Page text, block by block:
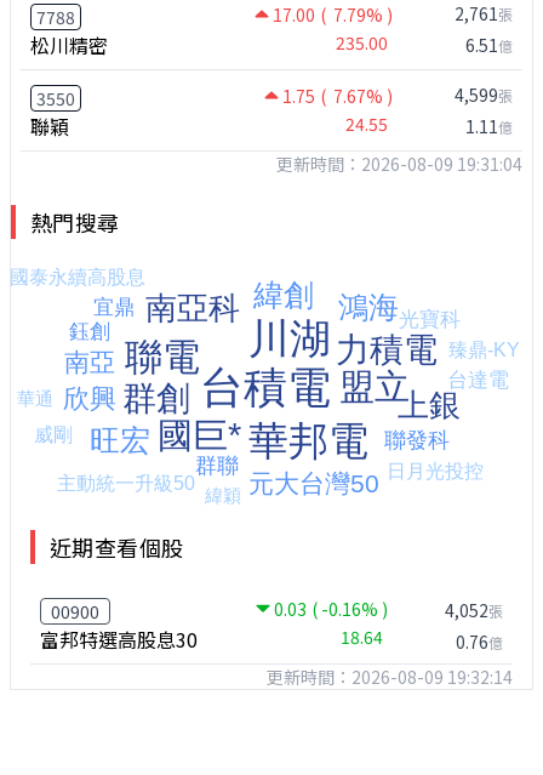
7788 17.00 ( 7.79% )
松川精密 235.00
2,761張
6.51億
3550 1.75 ( 7.67% )
聯穎 24.55
4,599張
1.11億
更新時間：2026-08-09 19:31:04
熱門搜尋
近期查看個股
00900 0.03 ( -0.16% )
富邦特選高股息30 18.64
4,052張
0.76億
更新時間：2026-08-09 19:32:14